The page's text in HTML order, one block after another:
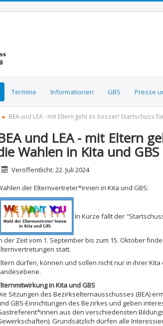
Termine Informationen GBS Presse
BEA und LEA - mit Eltern geht es besser! Startschuss
und LEA - mit Eltern
Wahlen in Kita und
Veröffentlicht: 22. Juli 2024
der Elternvertreter*innen in Kita und GBS:
In Kürze fällt der
der Zeit vom 1. September bis zum 15. Oktober
statt.
dürfen, können und sollen nicht nur in ihrer
in Kita und GBS
Sitzungen des Bezirkselternausschusses (BEA)
GBS-Einrichtungen des Bezirkes und geben
aus den verschiedensten
Grundsätzlich dürfen alle